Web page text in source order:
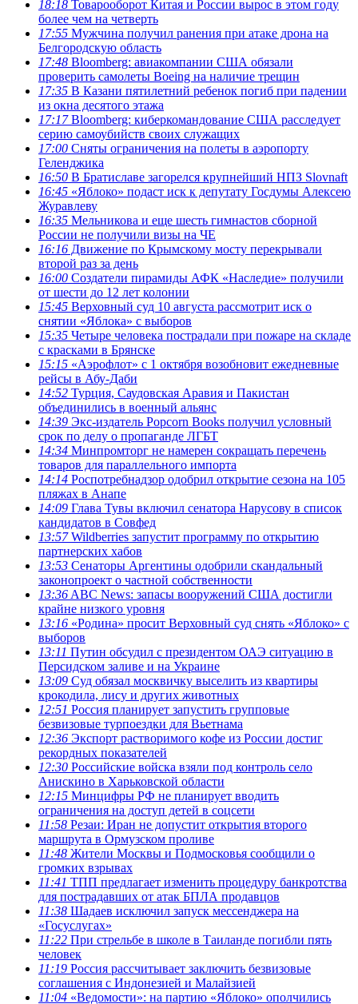
18:18 Товарооборот Китая и России вырос в этом году
более чем на четверть
17:55 Мужчина получил ранения при атаке дрона на
Белгородскую область
17:48 Bloomberg: авиакомпании США обязали
проверить самолеты Boeing на наличие трещин
17:35 В Казани пятилетний ребенок погиб при падении
из окна десятого этажа
17:17Bloomberg: киберкомандование США расследует
серию самоубийств своих служащих
17:00 Сняты ограничения на полеты в аэропорту
Геленджика
16:50 В Братиславе загорелся крупнейший НПЗ Slovnaft
16:45 «Яблоко» подаст иск к депутату Госдумы Алексею
Журавлеву
16:35 Мельникова и еще шесть гимнастов сборной
России не получили визы на ЧЕ
16:16 Движение по Крымскому мосту перекрывали
второй раз за день
16:00 Создатели пирамиды АФК «Наследие» получили
от шести до 12 лет колонии
15:45 Верховный суд 10 августа рассмотрит иск о
снятии «Яблока» с выборов
15:35 Четыре человека пострадали при пожаре на складе
с красками в Брянске
15:15 «Аэрофлот» с 1 октября возобновит ежедневные
рейсы в Абу-Даби
14:52 Турция, Саудовская Аравия и Пакистан
объединились в военный альянс
14:39 Экс-издатель Popcorn Books получил условный
срок по делу о пропаганде ЛГБТ
14:34 Минпромторг не намерен сокращать перечень
товаров для параллельного импорта
14:14 Роспотребнадзор одобрил открытие сезона на 105
пляжах в Анапе
14:09 Глава Тувы включил сенатора Нарусову в список
кандидатов в Совфед
13:57Wildberries запустит программу по открытию
партнерских хабов
13:53 Сенаторы Аргентины одобрили скандальный
законопроект о частной собственности
13:36 ABC News: запасы вооружений США достигли
крайне низкого уровня
13:16 «Родина» просит Верховный суд снять «Яблоко» с
выборов
13:11 Путин обсудил с президентом ОАЭ ситуацию в
Персидском заливе и на Украине
13:09 Суд обязал москвичку выселить из квартиры
крокодила, лису и других животных
12:51 Россия планирует запустить групповые
безвизовые турпоездки для Вьетнама
12:36 Экспорт растворимого кофе из России достиг
рекордных показателей
12:30 Российские войска взяли под контроль село
Анискино в Харьковской области
12:15 Минцифры РФ не планирует вводить
ограничения на доступ детей в соцсети
11:58 Резаи: Иран не допустит открытия второго
маршрута в Ормузском проливе
11:48 Жители Москвы и Подмосковья сообщили о
громких взрывах
11:41 ТПП предлагает изменить процедуру банкротства
для пострадавших от атак БПЛА продавцов
11:38 Шадаев исключил запуск мессенджера на
«Госуслугах»
11:22 При стрельбе в школе в Таиланде погибли пять
человек
11:19 Россия рассчитывает заключить безвизовые
соглашения с Индонезией и Малайзией
11:04 «Ведомости»: на партию «Яблоко» ополчились